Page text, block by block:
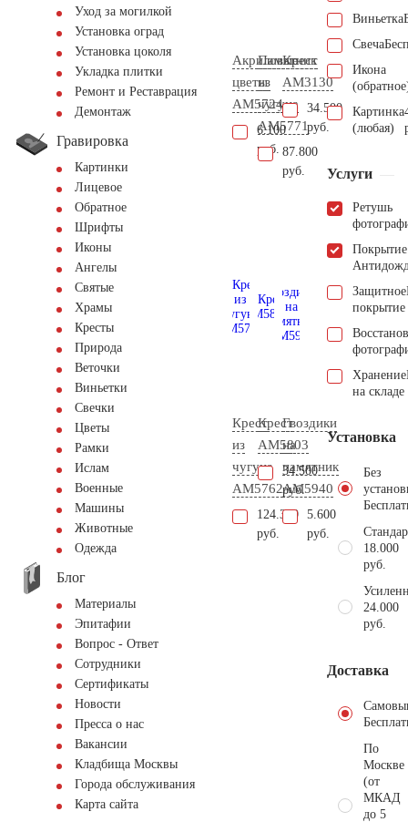
Уход за могилкой
Установка оград
Установка цоколя
Укладка плитки
Ремонт и Реставрация
Демонтаж
Гравировка
Картинки
Лицевое
Обратное
Шрифты
Иконы
Ангелы
Святые
Храмы
Кресты
Природа
Веточки
Виньетки
Свечки
Цветы
Рамки
Ислам
Военные
Машины
Животные
Одежда
Блог
Материалы
Эпитафии
Вопрос - Ответ
Сотрудники
Сертификаты
Новости
Пресса о нас
Вакансии
Кладбища Москвы
Города обслуживания
Карта сайта
Акриловые
цветы
AM5724
6.100
руб.
Памятник
из
чугуна
AM5771
87.800
руб.
Крест
AM3130
34.500
руб.
Крест
из
чугуна
AM5762
124.300
руб.
Крест
AM5803
34.500
руб.
Гвоздики
на
памятник
AM5940
5.600
руб.
Виньетка
Свеча
Икона
Картинка
(любая)
Услуги
Ретушь
Покрытие
Защитное
покрытие
Хранение
на складе
Установка
Без
18.000
руб.
24.000
руб.
Доставка
По
Москве
(от
МКАД
до 5